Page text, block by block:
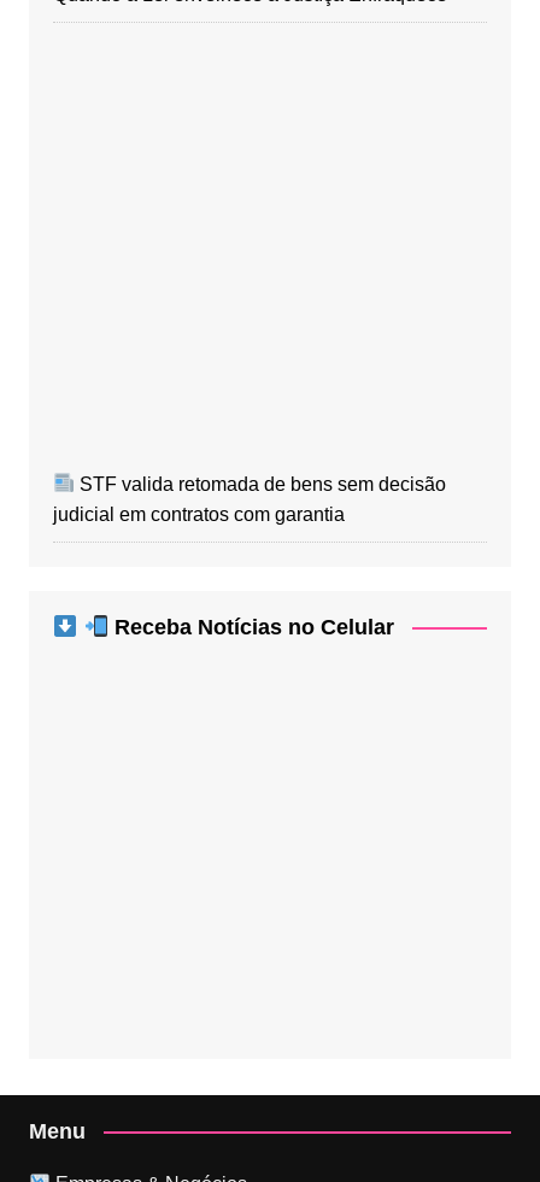
STF valida retomada de bens sem decisão
judicial em contratos com garantia
Receba Notícias no Celular
Menu